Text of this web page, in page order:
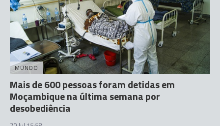
MUNDO
Mais de 600 pessoas foram detidas em
Moçambique na última semana por
desobediência